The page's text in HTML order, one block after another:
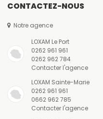
CONTACTEZ-NOUS
Notre agence
LOXAM Le Port
0262 961 961
0262 962 784
Contacter l'agence
LOXAM Sainte-Marie
0262 961 961
0662 962 785
Contacter l'agence